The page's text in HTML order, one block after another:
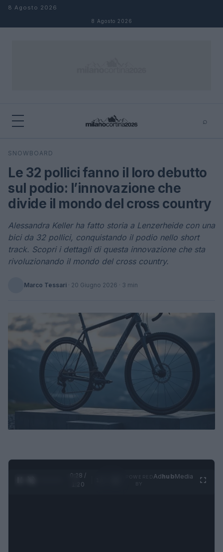
Salta al contenuto
8 Agosto 2026
8 Agosto 2026
⌕
Cerca
SNOWBOARD
Le 32 pollici fanno il loro debutto
sul podio: l’innovazione che
divide il mondo del cross country
Alessandra Keller ha fatto storia a Lenzerheide con una
bici da 32 pollici, conquistando il podio nello short
track. Scopri i dettagli di questa innovazione che sta
rivoluzionando il mondo del cross country.
Marco Tessari · 20 Giugno 2026 · 3 min
0:28 /
1:20
AdhubMedia